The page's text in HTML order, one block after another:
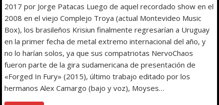
2017 por Jorge Patacas Luego de aquel recordado show en el
2008 en el viejo Complejo Troya (actual Montevideo Music
Box), los brasileños Krisiun finalmente regresarían a Uruguay
en la primer fecha de metal extremo internacional del año, y
no lo harían solos, ya que sus compatriotas NervoChaos
fueron parte de la gira sudamericana de presentación de
«Forged In Fury» (2015), último trabajo editado por los
hermanos Alex Camargo (bajo y voz), Moyses…